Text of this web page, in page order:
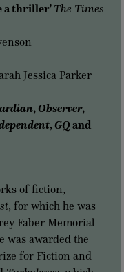
a thriller' The Times
Jessica Parker
, Observer,
,GQ and
of fiction,
, for which he was
Faber Memorial
was awarded the
for Fiction and